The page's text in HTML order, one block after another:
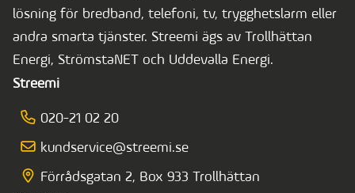
lösning för bredband, telefoni, tv, trygghetslarm eller
andra smarta tjänster. Streemi ägs av Trollhättan
Energi, StrömstaNET och Uddevalla Energi.
Streemi
020-21 02 20
kundservice@streemi.se
Förrådsgatan 2, Box 933 Trollhättan